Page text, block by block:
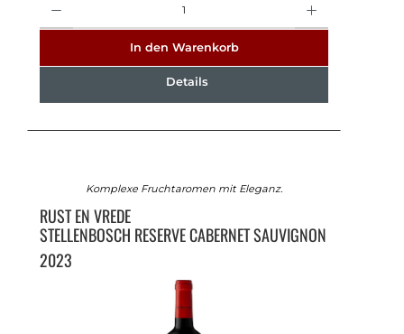
In den Warenkorb
Details
Komplexe Fruchtaromen mit Eleganz.
RUST EN VREDE
STELLENBOSCH RESERVE CABERNET SAUVIGNON
2023